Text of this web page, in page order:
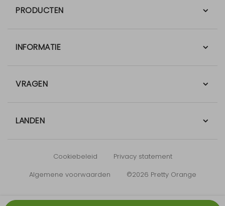
PRODUCTEN
INFORMATIE
VRAGEN
LANDEN
Cookiebeleid
Privacy statement
Algemene voorwaarden
©2026 Pretty Orange